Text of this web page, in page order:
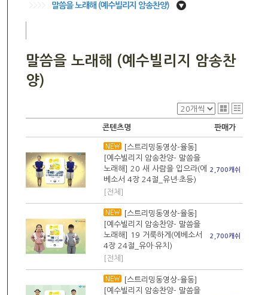
말씀을 노래해 (예수빌리지 암송찬양)
말씀을 노래해 (예수빌리지 암송찬
양)
콘텐츠명 판매가
[스트리밍동영상-율동]
[예수빌리지 암송찬양- 말씀을
노래해] 20 새 사람을 입으라(에
베소서 4장 24절_유년·초등)
[전체]
2,700캐쉬
[스트리밍동영상-율동]
[예수빌리지 암송찬양- 말씀을
노래해] 19 거룩하게(에베소서
4장 24절_유아·유치)
[전체]
2,700캐쉬
[스트리밍동영상-율동]
[예수빌리지 암송찬양- 말씀을